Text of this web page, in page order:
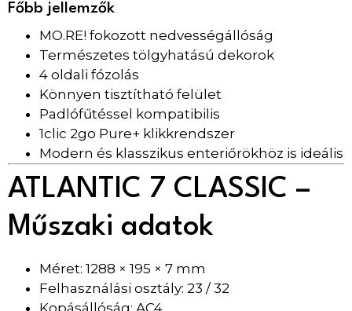
Főbb jellemzők
MO.RE! fokozott nedvességállóság
Természetes tölgyhatású dekorok
4 oldali fózolás
Könnyen tisztítható felület
Padlófűtéssel kompatibilis
1clic 2go Pure+ klikkrendszer
Modern és klasszikus enteriőrökhöz is ideális
ATLANTIC 7 CLASSIC –
Műszaki adatok
Méret: 1288 × 195 × 7 mm
Felhasználási osztály: 23 / 32